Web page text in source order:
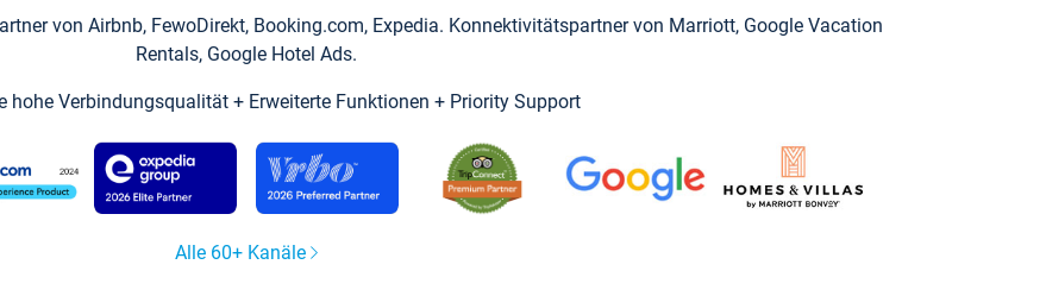
von Airbnb, FewoDirekt, Booking.com, Expedia. Konnektivitätspartner von Marriott, Google Vacation
Rentals, Google Hotel Ads.
hohe Verbindungsqualität + Erweiterte Funktionen + Priority Support
Alle 60+ Kanäle